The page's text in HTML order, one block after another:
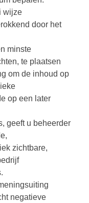
wijze
door het
minste
te plaatsen
om de inhoud op
op een later
geeft u beheerder
zichtbare,
negatieve